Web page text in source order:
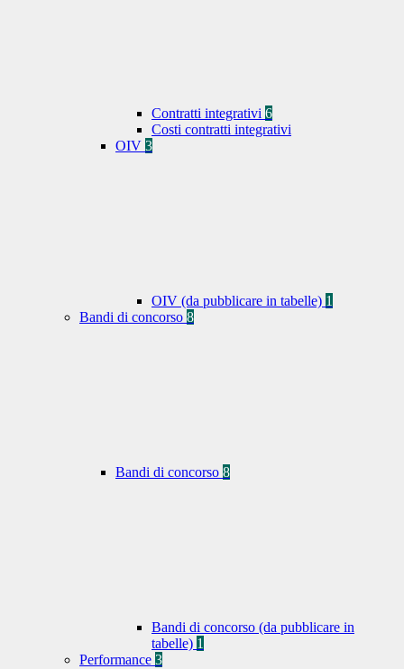
Contratti integrativi 6
Costi contratti integrativi
OIV 3
OIV (da pubblicare in tabelle) 1
Bandi di concorso 8
Bandi di concorso 8
Bandi di concorso (da pubblicare in
tabelle) 1
Performance 3